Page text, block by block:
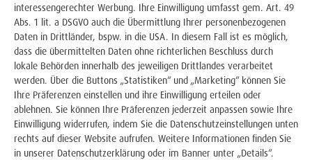
Strom für Ihre Wärmepumpe
Smart Meter & Messstellenbetrieb
Steuerbare Verbrauchseinrichtungen §14a
Wie ziehen Sie richtig um?
Gas
interessengerechter Werbung. Ihre Einwilligung umfasst gem. Art. 49
Abs. 1 lit. a DSGVO auch die Übermittlung Ihrer personenbezogenen
Daten in Drittländer, bspw. in die USA. In diesem Fall ist es möglich,
dass die übermittelten Daten ohne richterlichen Beschluss durch
lokale Behörden innerhalb des jeweiligen Drittlandes verarbeitet
werden. Über die Buttons „Statistiken“ und „Marketing“ können Sie
Ihre Präferenzen einstellen und ihre Einwilligung erteilen oder
ablehnen. Sie können Ihre Präferenzen jederzeit anpassen sowie Ihre
Einwilligung widerrufen, indem Sie die Datenschutzeinstellungen unten
rechts auf dieser Website aufrufen. Weitere Informationen finden Sie
in unserer Datenschutzerklärung oder im Banner unter „Details“.